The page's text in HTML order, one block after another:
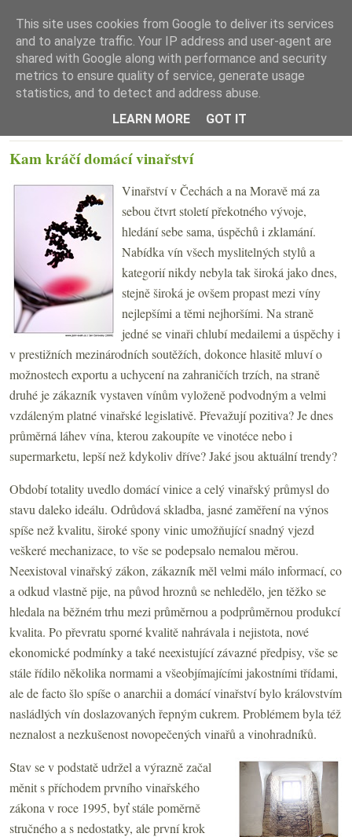
☰ Menu
Kam kráčí domácí vinařství
Vinařství v Čechách a na Moravě má za
sebou čtvrt století překotného vývoje,
hledání sebe sama, úspěchů i zklamání.
Nabídka vín všech myslitelných stylů a
kategorií nikdy nebyla tak široká jako dnes,
stejně široká je ovšem propast mezi víny
nejlepšími a těmi nejhoršími. Na straně
jedné se vinaři chlubí medailemi a úspěchy i
v prestižních mezinárodních soutěžích, dokonce hlasitě mluví o
možnostech exportu a uchycení na zahraničích trzích, na straně
druhé je zákazník vystaven vínům vyloženě podvodným a velmi
vzdáleným platné vinařské legislativě. Převažují pozitiva? Je dnes
průměrná láhev vína, kterou zakoupíte ve vinotéce nebo i
supermarketu, lepší než kdykoliv dříve? Jaké jsou aktuální trendy?
Období totality uvedlo domácí vinice a celý vinařský průmysl do
stavu daleko ideálu. Odrůdová skladba, jasné zaměření na výnos
spíše než kvalitu, široké spony vinic umožňující snadný vjezd
veškeré mechanizace, to vše se podepsalo nemalou měrou.
Neexistoval vinařský zákon, zákazník měl velmi málo informací, co
a odkud vlastně pije, na původ hroznů se nehledělo, jen těžko se
hledala na běžném trhu mezi průměrnou a podprůměrnou produkcí
kvalita. Po převratu sporné kvalitě nahrávala i nejistota, nové
ekonomické podmínky a také neexistující závazné předpisy, vše se
stále řídilo několika normami a všeobjímajícími jakostními třídami,
ale de facto šlo spíše o anarchii a domácí vinařství bylo královstvím
nasládlých vín doslazovaných řepným cukrem. Problémem byla též
neznalost a nezkušenost novopečených vinařů a vinohradníků.
Stav se v podstatě udržel a výrazně začal
měnit s příchodem prvního vinařského
zákona v roce 1995, byť stále poměrně
stručného a s nedostatky, ale první krok
This site uses cookies from Google to deliver its services
and to analyze traffic. Your IP address and user-agent are
shared with Google along with performance and security
metrics to ensure quality of service, generate usage
statistics, and to detect and address abuse.
LEARN MORE
GOT IT